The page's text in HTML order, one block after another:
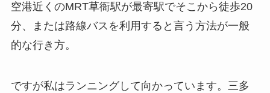
空港近くのMRT草衙駅が最寄駅でそこから徒歩20
分、または路線バスを利用すると言う方法が一般
的な行き方。
ですが私はランニングして向かっています。三多